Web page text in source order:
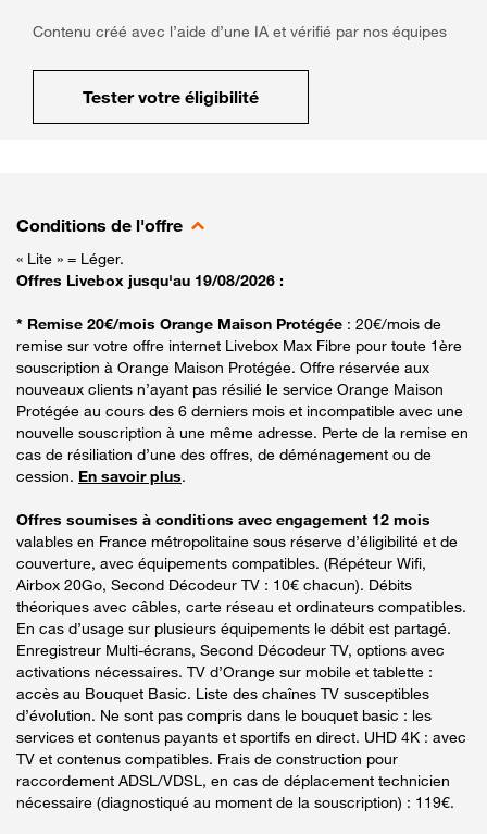
Contenu créé avec l’aide d’une IA et vérifié par nos équipes
Tester votre éligibilité
Conditions de l'offre
« Lite » = Léger.
Offres Livebox jusqu'au 19/08/2026 :
* Remise 20€/mois Orange Maison Protégée : 20€/mois de
remise sur votre offre internet Livebox Max Fibre pour toute 1ère
souscription à Orange Maison Protégée. Offre réservée aux
nouveaux clients n’ayant pas résilié le service Orange Maison
Protégée au cours des 6 derniers mois et incompatible avec une
nouvelle souscription à une même adresse. Perte de la remise en
cas de résiliation d’une des offres, de déménagement ou de
cession. En savoir plus.
Offres soumises à conditions avec engagement 12 mois
valables en France métropolitaine sous réserve d’éligibilité et de
couverture, avec équipements compatibles. (Répéteur Wifi,
Airbox 20Go, Second Décodeur TV : 10€ chacun). Débits
théoriques avec câbles, carte réseau et ordinateurs compatibles.
En cas d’usage sur plusieurs équipements le débit est partagé.
Enregistreur Multi-écrans, Second Décodeur TV, options avec
activations nécessaires. TV d’Orange sur mobile et tablette :
accès au Bouquet Basic. Liste des chaînes TV susceptibles
d’évolution. Ne sont pas compris dans le bouquet basic : les
services et contenus payants et sportifs en direct. UHD 4K : avec
TV et contenus compatibles. Frais de construction pour
raccordement ADSL/VDSL, en cas de déplacement technicien
nécessaire (diagnostiqué au moment de la souscription) : 119€.